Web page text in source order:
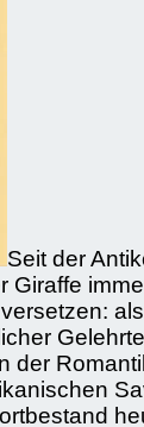
Seit der
Giraffe
der